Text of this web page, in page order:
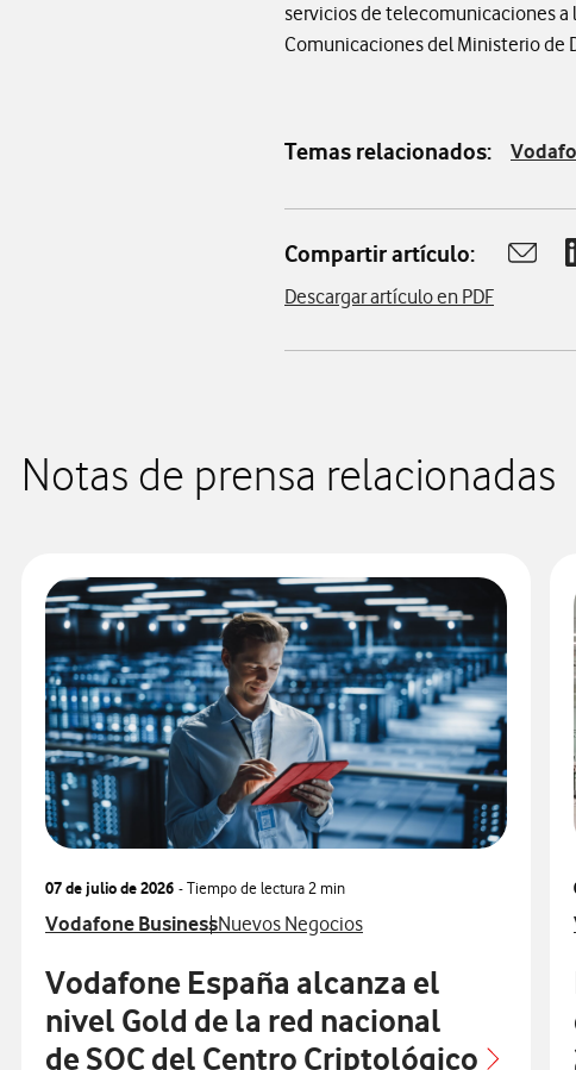
servicios de telecomunicaciones a
Comunicaciones del Ministerio de
Temas relacionados:
Compartir artículo: Abrir
Descargar artículo en PDF
Notas de prensa relacionadas
07 de julio de 2026 - Tiempo de lectura2 min
Ver más notas de prensa relacionados con
Vodafone BusinessVer más notas de prensa relacionados con
Nuevos Negocios
Vodafone España alcanza el
nivel Gold de la red nacional
de SOC del Centro Criptológico